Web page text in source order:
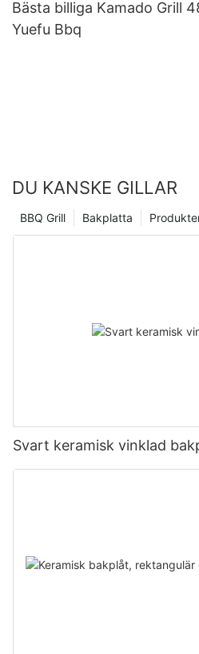
Bästa billiga Kamado Grill
Yuefu Bbq
DU KANSKE GILLAR
Bakplatta
BBQ Grill
Svart keramisk vinklad